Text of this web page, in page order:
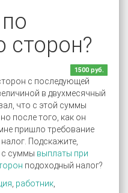
сторон?
1500 руб.
с последующей
в двухмесячный
что с этой суммы
после того, как он
мне пришло требование
Подскажите,
с суммы выплаты при
подоходный налог?
работник